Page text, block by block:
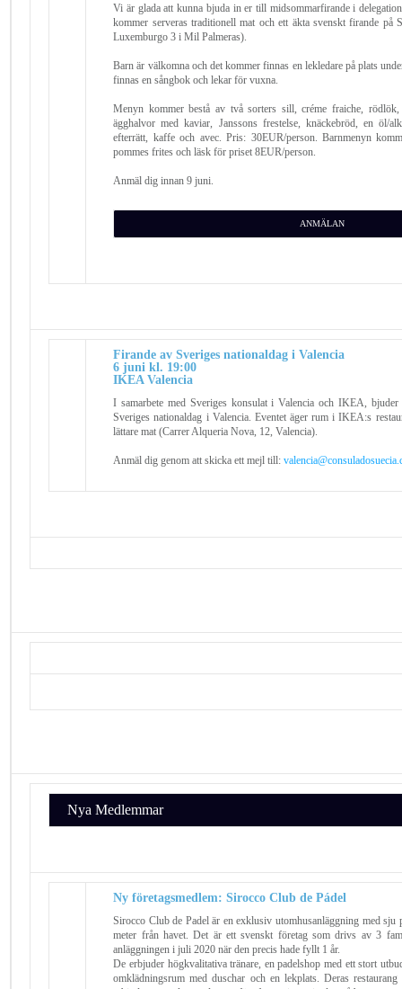
Vi är glada att kunna bjuda in er till midsommarfirande i
kommer serveras traditionell mat och ett äkta svenskt firande på
Luxemburgo 3 i Mil Palmeras).
Barn är välkomna och det kommer finnas en lekledare på plats
finnas en sångbok och lekar för vuxna.
Menyn kommer bestå av två sorters sill, créme fraiche,
ägghalvor med kaviar, Janssons frestelse, knäckebröd, en öl/
efterrätt, kaffe och avec. Pris: 30EUR/person. Barnmenyn
pommes frites och läsk för priset 8EUR/person.
Anmäl dig innan 9 juni.
ANMÄLAN
Firande av Sveriges nationaldag i Valencia
6 juni kl. 19:00
IKEA Valencia
I samarbete med Sveriges konsulat i Valencia och IKEA,
Sveriges nationaldag i Valencia. Eventet äger rum i IKEA:s
lättare mat (Carrer Alqueria Nova, 12, Valencia).
Anmäl dig genom att skicka ett mejl till:
Nya Medlemmar
Ny företagsmedlem: Sirocco Club de Pádel
Sirocco Club de Padel är en exklusiv utomhusanläggning med sju
meter från havet. Det är ett svenskt företag som drivs av 3
anläggningen i juli 2020 när den precis hade fyllt 1 år.
De erbjuder högkvalitativa tränare, en padelshop med ett stort
omklädningsrum med duschar och en lekplats. Deras